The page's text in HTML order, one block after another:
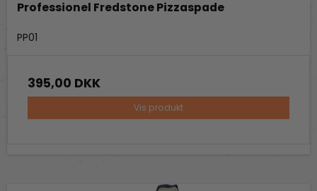
Professionel Fredstone Pizzaspade
PP01
395,00 DKK
Vis produkt